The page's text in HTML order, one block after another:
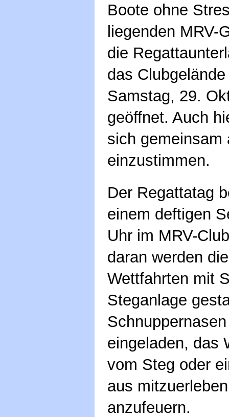
Boote ohne
liegenden MRV-
die
das
Samstag, 29.
geöffnet. Auch
sich gemeinsam
einzustimmen.
Der Regattatag
einem deftigen
Uhr im MRV-
daran werden
Wettfahrten mit
Steganlage
eingeladen, das
vom Steg oder
aus
anzufeuern.